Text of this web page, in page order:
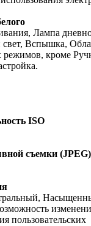
Лампа
Вспышка,
режимов, кроме
ISO
съемки (JPEG)
пользовательских